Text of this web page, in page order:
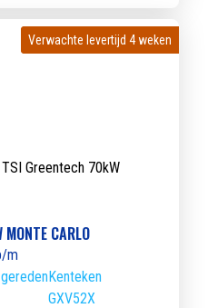
Verwachte levertijd 4 weken
Verwachte levertijd 4 weken
CARLO
m
Kenteken
GXV52X